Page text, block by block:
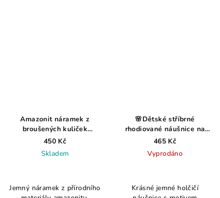
Amazonit náramek z
broušených kuliček
oblíbeného amazonitu
450 Kč
Skladem
Jemný náramek z přírodního
🌸Dětské stříbrné
rhodiované náušnice na
klapku
465 Kč
Vyprodáno
Krásné jemné holčičí